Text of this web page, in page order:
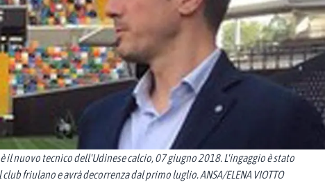
il nuovo tecnico dell'Udinese calcio, 07 giugno 2018. L'ingaggio è stato
friulano e avrà decorrenza dal primo luglio. ANSA/ELENA VIOTTO